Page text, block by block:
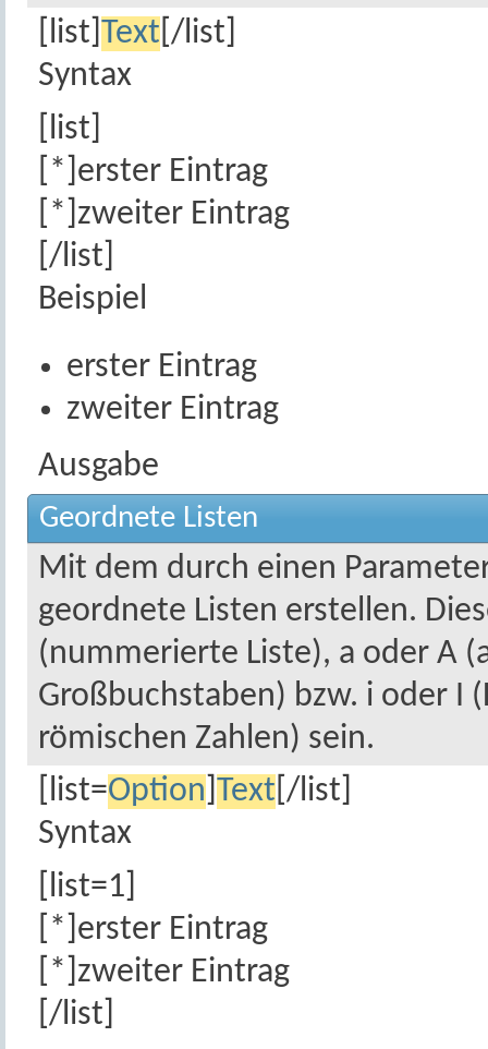
[list] Text [/list]
Syntax
[list]
[*]erster Eintrag
[*]zweiter Eintrag
[/list]
Beispiel
erster Eintrag
zweiter Eintrag
Ausgabe
Geordnete Listen
Mit dem durch einen
geordnete Listen erstellen.
(nummerierte Liste), a oder A
Großbuchstaben) bzw. i oder I
römischen Zahlen) sein.
[list=Option Text [/list]
Syntax
[list=1]
[*]erster Eintrag
[*]zweiter Eintrag
[/list]